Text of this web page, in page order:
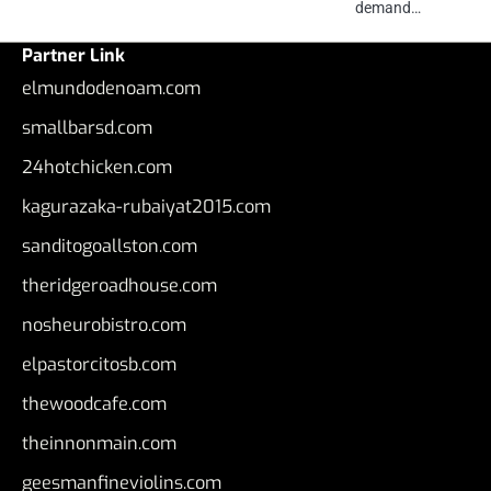
demand…
Partner Link
elmundodenoam.com
smallbarsd.com
24hotchicken.com
kagurazaka-rubaiyat2015.com
sanditogoallston.com
theridgeroadhouse.com
nosheurobistro.com
elpastorcitosb.com
thewoodcafe.com
theinnonmain.com
geesmanfineviolins.com